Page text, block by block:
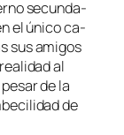
se­cun­da­
el úni­co ca­
sus ami­gos
al
de la
de